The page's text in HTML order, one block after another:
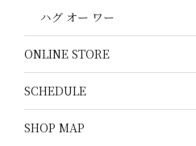
ハグ オー ワー
ONLINE STORE
SCHEDULE
SHOP MAP